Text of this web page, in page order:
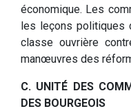
économique. Les
les leçons politiques
classe ouvrière
manœuvres des
C. UNITÉ DES
DES BOURGEOIS